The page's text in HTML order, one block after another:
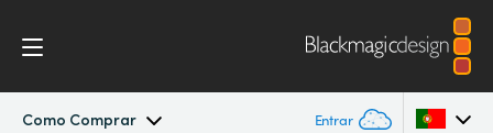
Como Comprar Entrar